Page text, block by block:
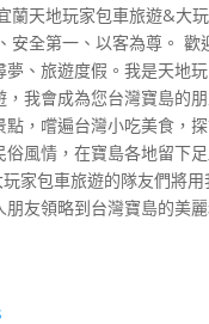
蘭天地玩家包車旅遊&大
安全第一、以客為尊。 歡
夢、旅遊度假。我是天地
，我會成為您台灣寶島的
點，嚐遍台灣小吃美食，
俗風情，在寶島各地留下
家包車旅遊的隊友們將用
朋友領略到台灣寶島的美